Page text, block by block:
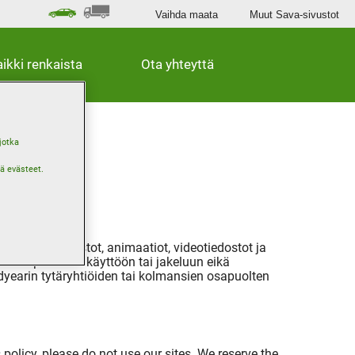
renkaista Ota yhteyttä
Vaihda maata Muut Sava-sivustot
äänitiedostot, animaatiot, videotiedostot ja
kaupalliseen käyttöön tai jakeluun eikä
tytäryhtiöiden tai kolmansien osapuolten
evästeet.